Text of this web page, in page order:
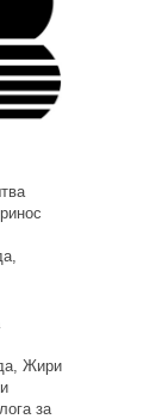
Жири
за